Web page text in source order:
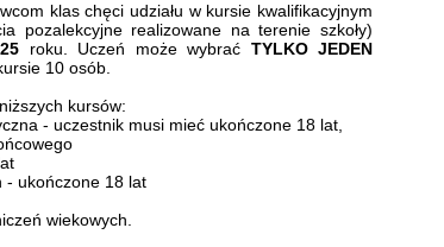
klas chęci udziału w kursie kwalifikacyjnym
pozalekcyjne realizowane na terenie szkoły)
roku. Uczeń może wybrać TYLKO JEDEN
10 osób.
kursów:
- uczestnik musi mieć ukończone 18 lat,
- ukończone 18 lat
wiekowych.